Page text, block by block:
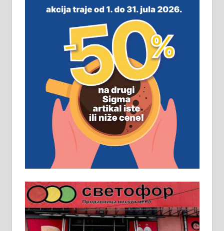
м2 са плацем од 8 ари у Зеленом
виру у Алексинцу. Могућа
замена. 064/21-63-584
ПОСЛОВНИ ОГЛАСИ
Рудник и флотација Рудник
д.о.о. Рудник запошљава 20
помоћника рудара. Услови:
Основна школа, пожељно радно
искуство на истим и сличним
пословима, али не и неопходан
услов. Обезбеђен смештај,
превоз, исхрана. 032/57-41-122 –
локал 22
Пружам услуге завршних радова
у грађевини, хидроизолације и
молерских радова. 061/25-28-058